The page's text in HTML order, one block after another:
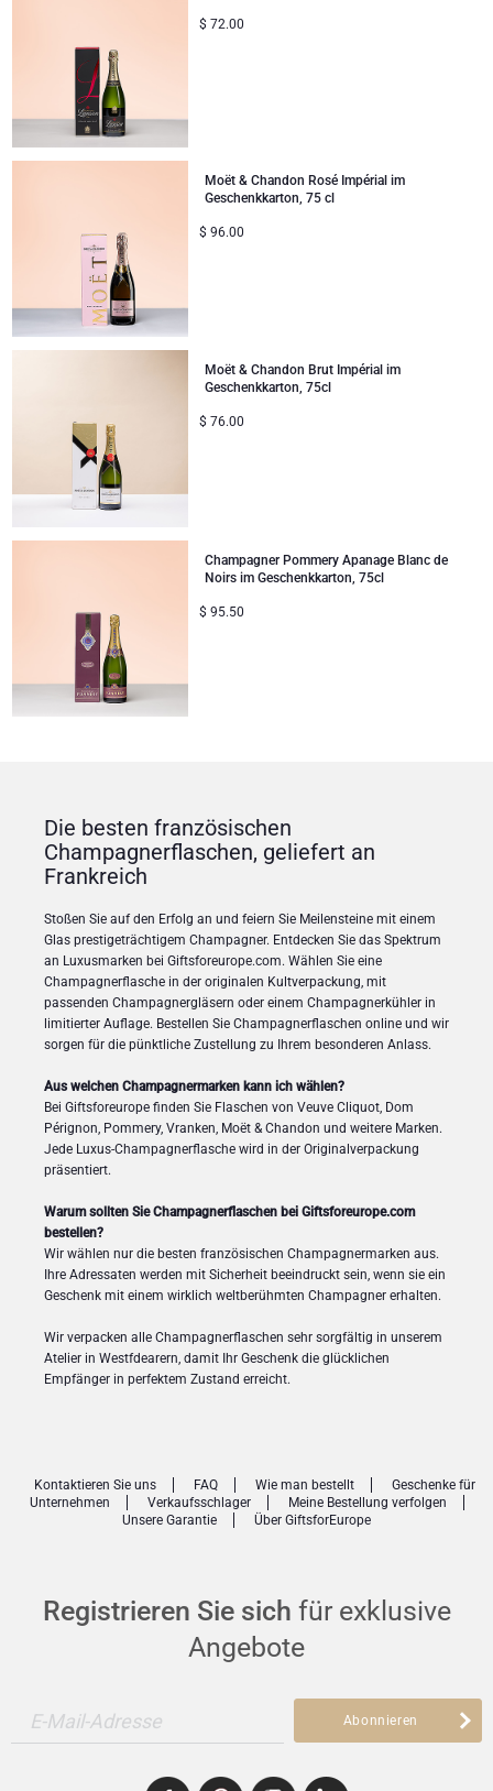
$ 72.00
Moët & Chandon Rosé Impérial im
Geschenkkarton, 75 cl
$ 96.00
Moët & Chandon Brut Impérial im
Geschenkkarton, 75cl
$ 76.00
Champagner Pommery Apanage Blanc de
Noirs im Geschenkkarton, 75cl
$ 95.50
Die besten französischen
Champagnerflaschen, geliefert an
Frankreich
Stoßen Sie auf den Erfolg an und feiern Sie Meilensteine mit einem
Glas prestigeträchtigem Champagner. Entdecken Sie das Spektrum
an Luxusmarken bei Giftsforeurope.com. Wählen Sie eine
Champagnerflasche in der originalen Kultverpackung, mit
passenden Champagnergläsern oder einem Champagnerkühler in
limitierter Auflage. Bestellen Sie Champagnerflaschen online und wir
sorgen für die pünktliche Zustellung zu Ihrem besonderen Anlass.
Aus welchen Champagnermarken kann ich wählen?
Bei Giftsforeurope finden Sie Flaschen von Veuve Cliquot, Dom
Pérignon, Pommery, Vranken, Moët & Chandon und weitere Marken.
Jede Luxus-Champagnerflasche wird in der Originalverpackung
präsentiert.
Warum sollten Sie Champagnerflaschen bei Giftsforeurope.com
bestellen?
Wir wählen nur die besten französischen Champagnermarken aus.
Ihre Adressaten werden mit Sicherheit beeindruckt sein, wenn sie ein
Geschenk mit einem wirklich weltberühmten Champagner erhalten.
Wir verpacken alle Champagnerflaschen sehr sorgfältig in unserem
Atelier in Westfdearern, damit Ihr Geschenk die glücklichen
Empfänger in perfektem Zustand erreicht.
Registrieren Sie sich für exklusive
Angebote
E-Mail-Adresse Abonnieren
Kontaktieren Sie uns FAQ Wie man bestellt
Geschenke für
Unternehmen
Verkaufsschlager
Meine Bestellung verfolgen
Unsere Garantie
Über GiftsforEurope